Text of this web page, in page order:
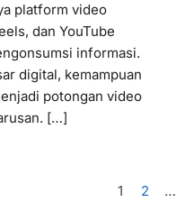
platform video
dan YouTube
informasi.
digital, kemampuan
potongan video
[…]
1 2 …